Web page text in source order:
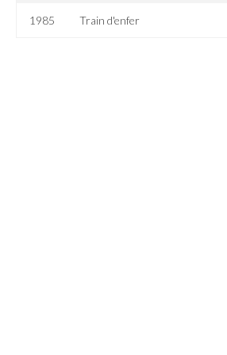
1985 Train d'enfer